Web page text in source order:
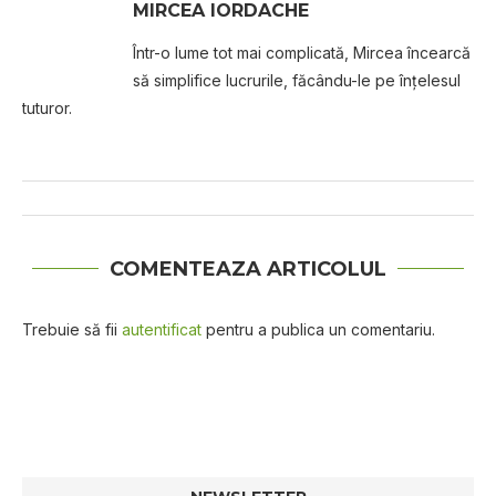
MIRCEA IORDACHE
Într-o lume tot mai complicată, Mircea încearcă
să simplifice lucrurile, făcându-le pe înțelesul
tuturor.
COMENTEAZA ARTICOLUL
Trebuie să fii autentificat pentru a publica un comentariu.